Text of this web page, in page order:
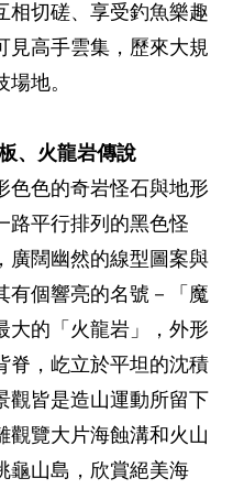
相切磋、享受釣魚樂趣
見高手雲集，歷來大規
地。
、火龍岩傳說
色色的奇岩怪石與地形
路平行排列的黑色怪
廣闊幽然的線型圖案與
有個響亮的名號－「魔
大的「火龍岩」，外形
脊，屹立於平坦的沈積
觀皆是造山運動所留下
觀覽大片海蝕溝和火山
龜山島，欣賞絕美海